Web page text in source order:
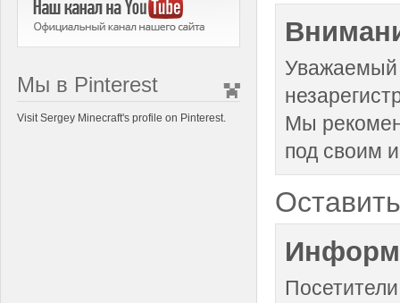
Мы в Pinterest
Visit Sergey Minecraft's profile on Pinterest.
Уважаемый
Мы
под своим